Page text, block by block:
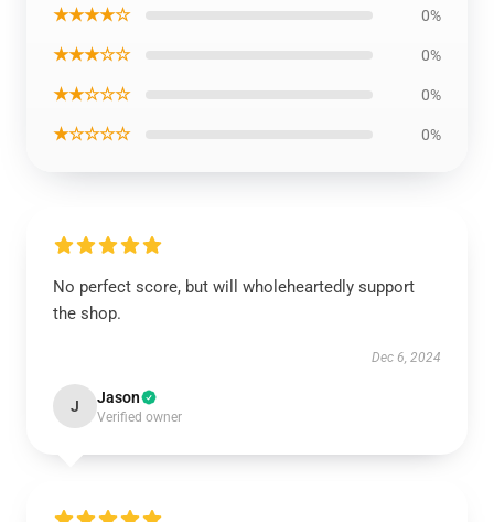
★★★★☆ 0%
★★★☆☆ 0%
★★☆☆☆ 0%
★☆☆☆☆ 0%
No perfect score, but will wholeheartedly support
the shop.
Dec 6, 2024
J Jason
Verified owner